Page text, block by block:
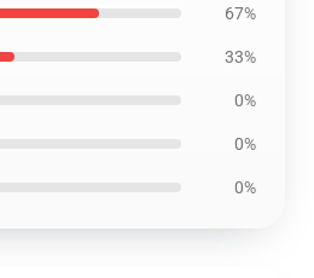
67%
33%
0%
0%
0%